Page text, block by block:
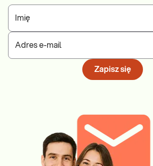
Imię
Adres e-mail
Zapisz się